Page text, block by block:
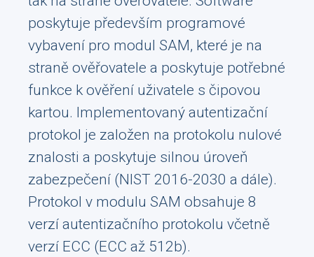
poskytuje především programové
vybavení pro modul SAM, které je na
straně ověřovatele a poskytuje potřebné
funkce k ověření uživatele s čipovou
kartou. Implementovaný autentizační
protokol je založen na protokolu nulové
znalosti a poskytuje silnou úroveň
zabezpečení (NIST 2016-2030 a dále).
Protokol v modulu SAM obsahuje 8
verzí autentizačního protokolu včetně
verzí ECC (ECC až 512b).